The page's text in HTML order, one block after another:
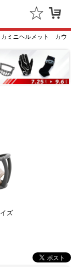
ミニヘルメット カウ
ズ